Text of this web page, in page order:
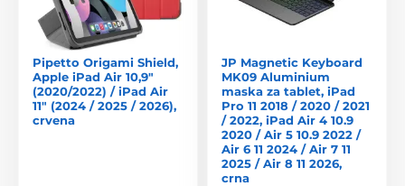
Pipetto Origami Shield,
Apple iPad Air 10,9"
(2020/2022) / iPad Air
11" (2024 / 2025 / 2026),
crvena
JP Magnetic Keyboard
MK09 Aluminium
maska za tablet, iPad
Pro 11 2018 / 2020 / 2021
/ 2022, iPad Air 4 10.9
2020 / Air 5 10.9 2022 /
Air 6 11 2024 / Air 7 11
2025 / Air 8 11 2026,
crna